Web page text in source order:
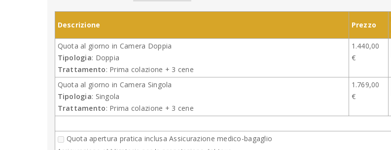
Descrizione Prezzo
Quota al giorno in Camera Doppia
Tipologia: Doppia
Trattamento: Prima colazione + 3 cene
1.440,00
€
Quota al giorno in Camera Singola
Tipologia: Singola
Trattamento: Prima colazione + 3 cene
1.769,00
€
Quota apertura pratica inclusa Assicurazione medico-bagaglio